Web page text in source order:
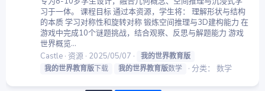
习于一体。 课程目标 通过本资源，学生将： 理解形状与结构
的本质 学习对称性和旋转对称 锻炼空间推理与3D建构能力 在
游戏中完成10个谜题挑战，结合观察、反思与解题能力 游戏
世界概览...
Castle 资源 2025/05/07
我的世界教育版
我的世界教育版下载 我的世界教育版数学 分类： 数学